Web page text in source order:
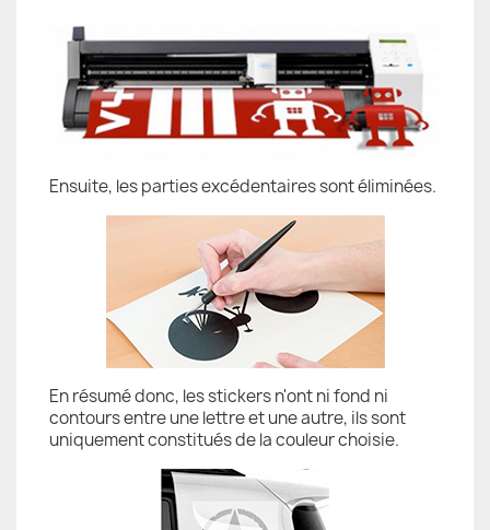
Ensuite, les parties excédentaires sont éliminées.
En résumé donc, les stickers n'ont ni fond ni
contours entre une lettre et une autre, ils sont
uniquement constitués de la couleur choisie.